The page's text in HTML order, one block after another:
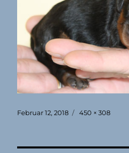
Veröffentlicht
Februar 12, 2018 Originalgröße
450 × 308